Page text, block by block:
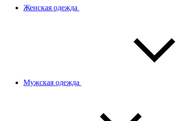
Женская одежда
Мужская одежда